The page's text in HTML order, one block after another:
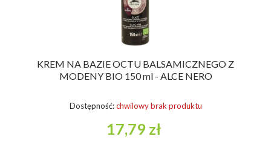
KREM NA BAZIE OCTU BALSAMICZNEGO Z
MODENY BIO 150 ml - ALCE NERO
Dostępność: chwilowy brak produktu
17,79 zł